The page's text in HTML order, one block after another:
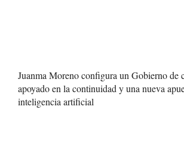
Juanma Moreno configura un Gobierno de
apoyado en la continuidad y una nueva
inteligencia artificial